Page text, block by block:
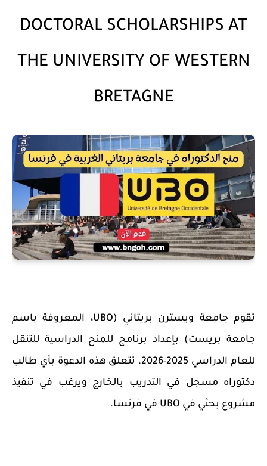
DOCTORAL SCHOLARSHIPS AT
THE UNIVERSITY OF WESTERN
BRETAGNE
تقوم جامعة ويسترن بريتاني (UBO، المعروفة باسم
جامعة بريست) بإعداد برنامج للمنح الدراسية للتنقل
للعام الدراسي 2025-2026. تتعلق هذه الدعوة بأي طالب
دكتوراه مسجل في التدريب بالخارج ويرغب في تنفيذ
مشروع بحثي في ​​UBO في فرنسا.